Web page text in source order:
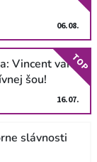
06.08.
Vincent van
šou!
16.07.
TOP
slávnosti